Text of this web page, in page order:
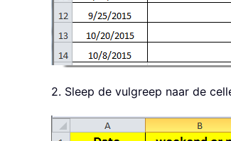
2. Sleep de vulgreep naar de